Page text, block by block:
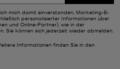
mich damit einverstanden, Marketing-E-
personalisierter Informationen über
und Online-Partner), wie in der
Sie können sich jederzeit wieder abmelden.
Informationen finden Sie in den